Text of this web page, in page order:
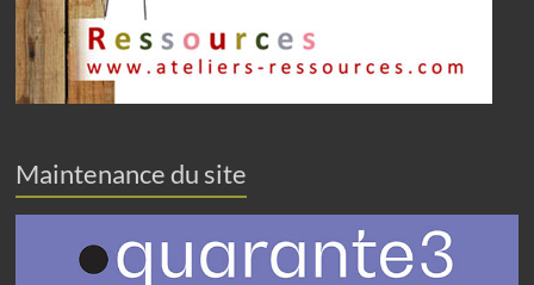
Maintenance du site